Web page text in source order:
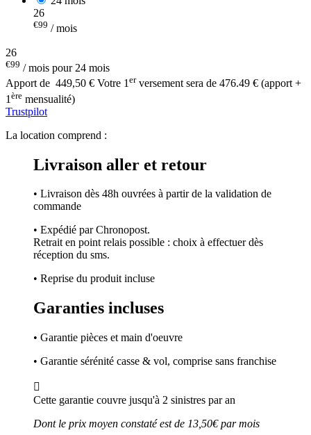
26
€99 / mois
26
€99 / mois pour 24 mois
Apport de 449,50 € Votre 1 erversement sera de 476.49 € (apport +
1 ère mensualité)
Trustpilot
La location comprend :
Livraison aller et retour
• Livraison dès 48h ouvrées à partir de la validation de
commande
• Expédié par Chronopost.
Retrait en point relais possible : choix à effectuer dès
réception du sms.
• Reprise du produit incluse
Garanties incluses
• Garantie pièces et main d'oeuvre
• Garantie sérénité casse & vol, comprise sans franchise

Cette garantie couvre jusqu'à 2 sinistres par an
Dont le prix moyen constaté est de 13,50€ par mois